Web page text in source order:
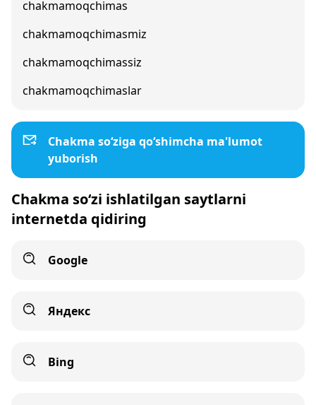
chakmamoqchimas
chakmamoqchimasmiz
chakmamoqchimassiz
chakmamoqchimaslar
Chakma so‘ziga qo‘shimcha ma'lumot
yuborish
Chakma so‘zi ishlatilgan saytlarni
internetda qidiring
Google
Яндекс
Bing